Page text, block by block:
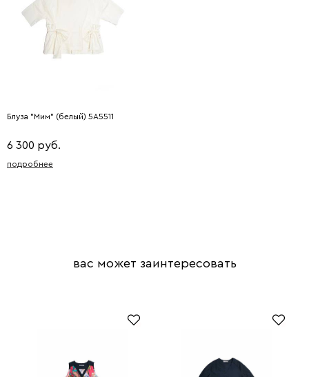
Блуза "Мим" (белый) 5A5511
6 300 руб.
подробнее
вас может заинтересовать